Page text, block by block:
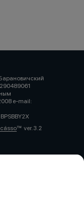
e-mail:
ver. 3.2